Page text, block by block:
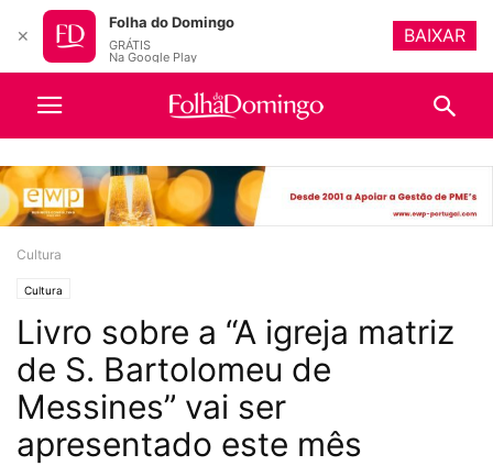
Cultura
Cultura
Livro sobre a “A igreja matriz
de S. Bartolomeu de
Messines” vai ser
apresentado este mês
✕
Folha do Domingo
GRÁTIS
Na Google Play
BAIXAR